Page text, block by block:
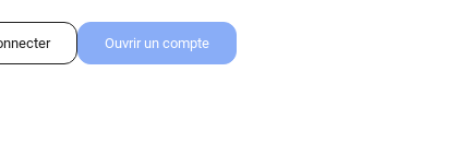
Ouvrir un compte